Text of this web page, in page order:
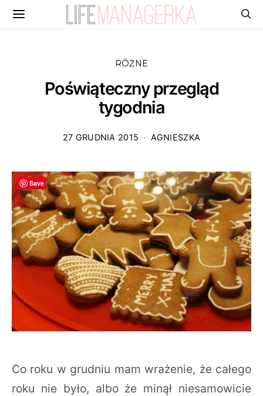
RÓŻNE
Poświąteczny przegląd
tygodnia
27 GRUDNIA 2015 AGNIESZKA
Co roku w grudniu mam wrażenie, że całego
roku nie było, albo że minął niesamowicie
Save